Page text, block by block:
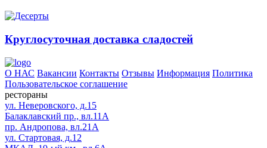
Круглосуточная доставка сладостей
О НАС Вакансии Контакты Отзывы Информация Политика
Пользовательское соглашение
рестораны
ул. Неверовского, д.15
Балаклавский пр., вл.11А
пр. Андропова, вл.21А
ул. Стартовая, д.12